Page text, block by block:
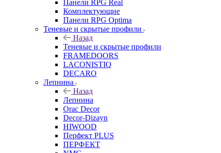
Панели RPG Real
Комплектующие
Панели RPG Optima
Теневые и скрытые профили
Назад
Теневые и скрытые профили
FRAMEDOORS
LACONISTIQ
DECARO
Лепнина
Назад
Лепнина
Orac Decor
Decor-Dizayn
HIWOOD
Перфект PLUS
ПЕРФЕКТ